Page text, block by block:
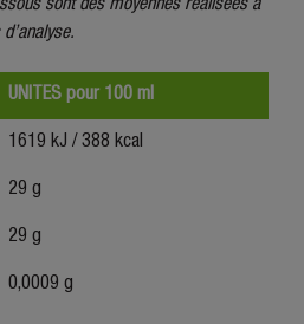
sont des moyennes réalisées à
UNITES pour 100 ml
1619 kJ / 388 kcal
29 g
29 g
0,0009 g